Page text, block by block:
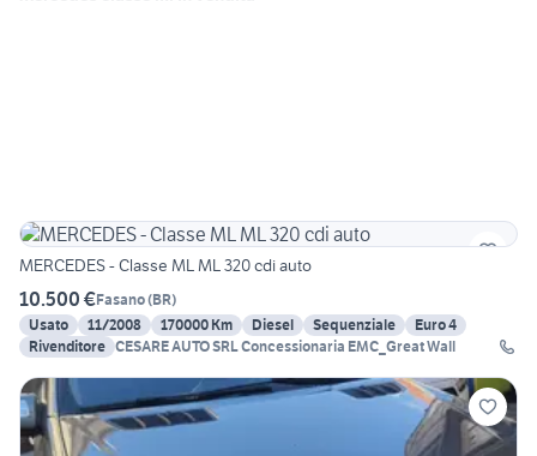
MERCEDES - Classe ML ML 320 cdi auto
10.500 €Fasano(BR)
Usato
11/2008 170000 Km Diesel Sequenziale
Euro 4
Rivenditore CESARE AUTO SRL Concessionaria EMC_Great Wall